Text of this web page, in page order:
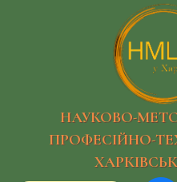
НАУКОВО-
ПРОФЕСІЙНО-